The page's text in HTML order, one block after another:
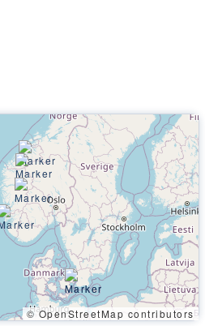
© OpenStreetMap contributors